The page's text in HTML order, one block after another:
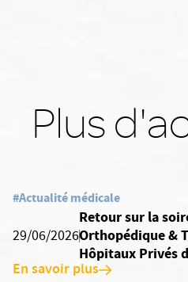
Plus
#Actualité médicale
29/06/2026
Retour sur la
Orthopédique &
Hôpitaux Privés
En savoir plus